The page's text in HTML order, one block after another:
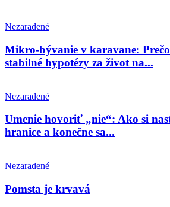
Nezaradené
Mikro-bývanie v karavane:
stabilné hypotézy za život na...
Nezaradené
Umenie hovoriť „nie“: Ako si
hranice a konečne sa...
Nezaradené
Pomsta je krvavá